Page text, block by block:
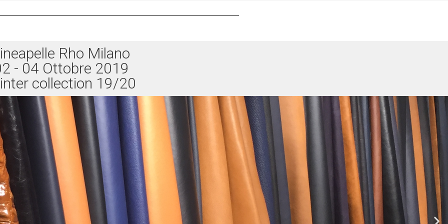
Rho Milano
- 04 Ottobre 2019
collection 19/20